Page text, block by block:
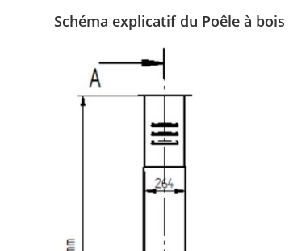
Schéma explicatif du Poêle à bois